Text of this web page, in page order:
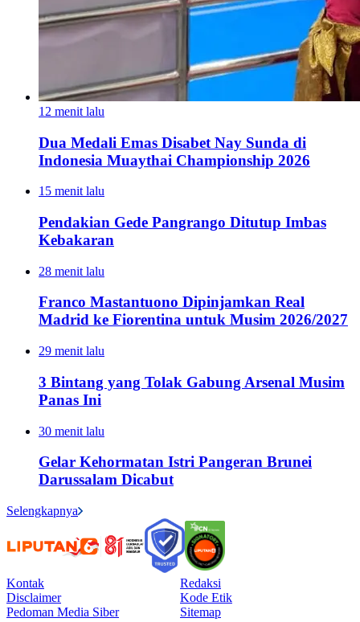
12 menit lalu
Dua Medali Emas Disabet Nay Sunda di
Indonesia Muaythai Championship 2026
15 menit lalu
Pendakian Gede Pangrango Ditutup Imbas
Kebakaran
28 menit lalu
Franco Mastantuono Dipinjamkan Real
Madrid ke Fiorentina untuk Musim 2026/2027
29 menit lalu
3 Bintang yang Tolak Gabung Arsenal Musim
Panas Ini
30 menit lalu
Gelar Kehormatan Istri Pangeran Brunei
Darussalam Dicabut
Selengkapnya
Kontak
Redaksi
Disclaimer
Kode Etik
Pedoman Media Siber
Sitemap